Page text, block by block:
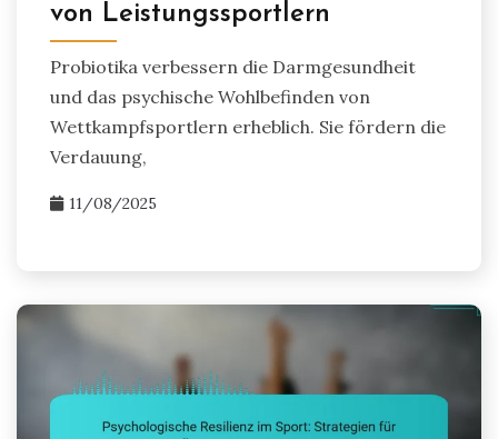
von Leistungssportlern
Probiotika verbessern die Darmgesundheit
und das psychische Wohlbefinden von
Wettkampfsportlern erheblich. Sie fördern die
Verdauung,
11/08/2025